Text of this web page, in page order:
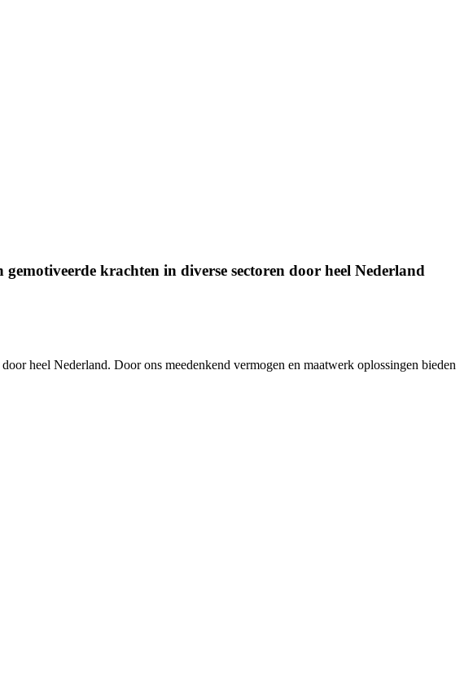
krachten in diverse sectoren door heel Nederland
heel Nederland. Door ons meedenkend vermogen en maatwerk oplossingen bieden